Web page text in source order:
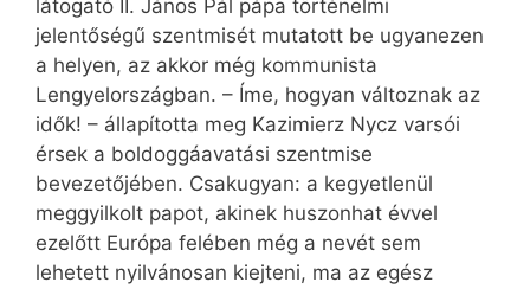
látogató II. János Pál pápa történelmi
jelentőségű szentmisét mutatott be ugyanezen
a helyen, az akkor még kommunista
Lengyelországban. – Íme, hogyan változnak az
idők! – állapította meg Kazimierz Nycz varsói
érsek a boldoggáavatási szentmise
bevezetőjében. Csakugyan: a kegyetlenül
meggyilkolt papot, akinek huszonhat évvel
ezelőtt Európa felében még a nevét sem
lehetett nyilvánosan kiejteni, ma az egész